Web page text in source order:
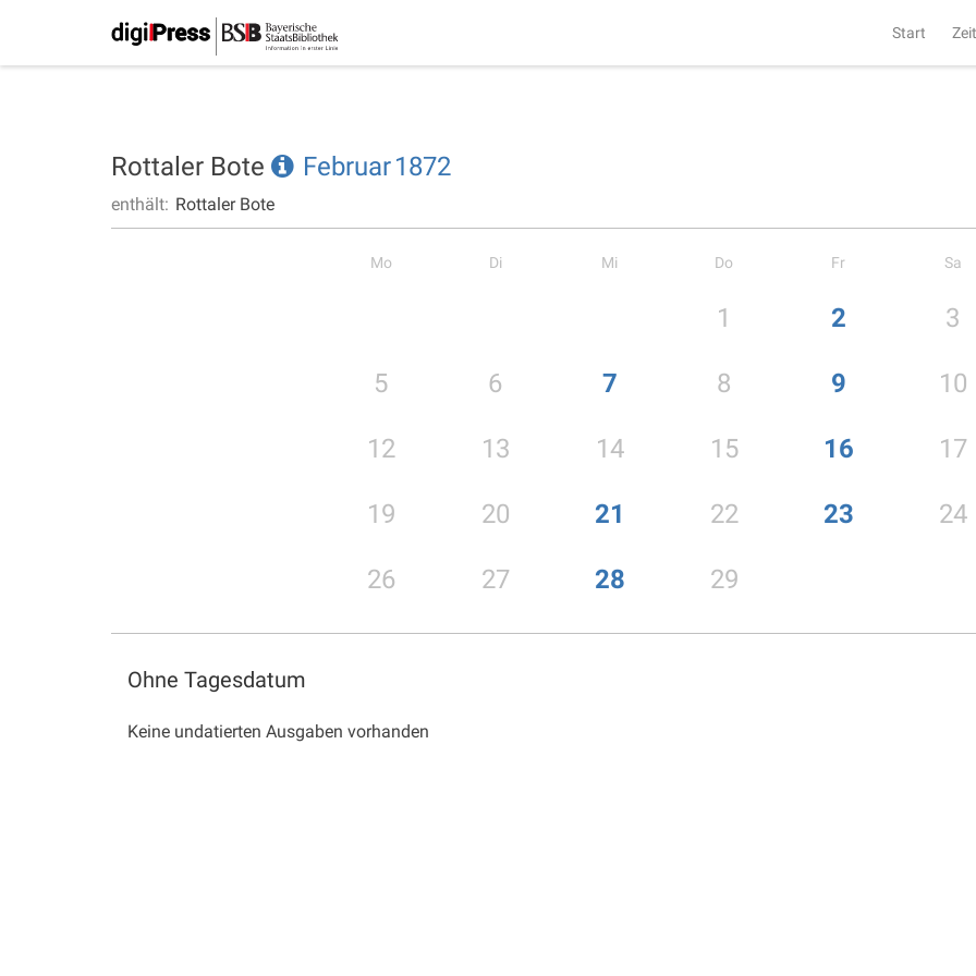
Start
Rottaler Bote Februar1872
enthält: Rottaler Bote
Mo Di Mi Do Fr Sa
1 2 3
5 6 7 8 9 10
12 13 14 15 16 17
19 20 21 22 23 24
26 27 28 29
Ohne Tagesdatum
Keine undatierten Ausgaben vorhanden